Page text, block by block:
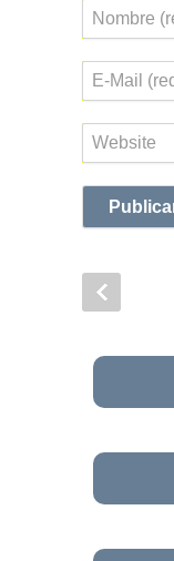
Nombre
Correo
electrónico
Web